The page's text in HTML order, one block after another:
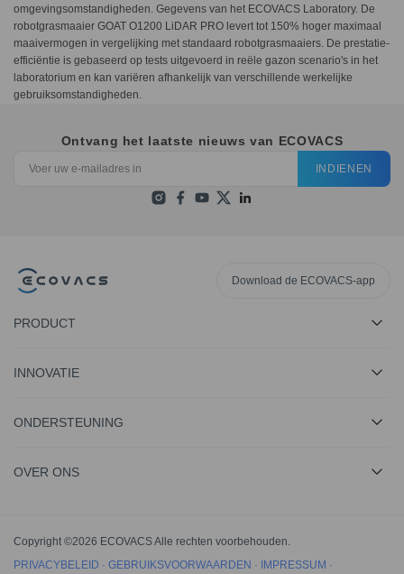
omgevingsomstandigheden. Gegevens van het ECOVACS Laboratory. De
robotgrasmaaier GOAT O1200 LiDAR PRO levert tot 150% hoger maximaal
maaivermogen in vergelijking met standaard robotgrasmaaiers. De prestatie-
efficiëntie is gebaseerd op tests uitgevoerd in reële gazon scenario's in het
laboratorium en kan variëren afhankelijk van verschillende werkelijke
gebruiksomstandigheden.
Ontvang het laatste nieuws van ECOVACS
INDIENEN
Download de ECOVACS-app
PRODUCT
INNOVATIE
ONDERSTEUNING
OVER ONS
Copyright ©2026 ECOVACS Alle rechten voorbehouden.
PRIVACYBELEID · GEBRUIKSVOORWAARDEN · IMPRESSUM ·